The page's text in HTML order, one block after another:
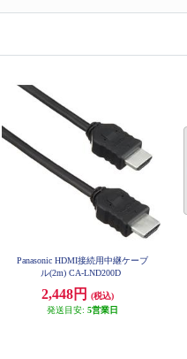
Panasonic HDMI接続用中継ケーブ
ル(2m) CA-LND200D
2,448円
(税込)
発送目安: 5営業日